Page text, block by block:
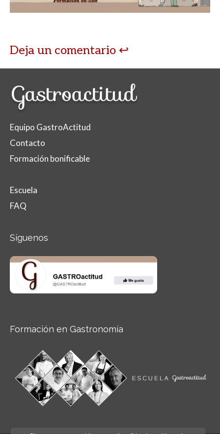
Deja un comentario
Equipo GastroActitud
Contacto
Formación bonificable
Escuela
FAQ
Síguenos
Formación en Gastronomía